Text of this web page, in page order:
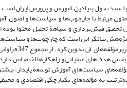
تحول بنیادین آموزش و پرورش ایران
مرتبط با چارچوب‌ها و سیاست‌ها و اصول
استفاده‌شده در این تحقیق فیش‌برداری و سیاهۀ
بیانگر این است که چارچوب‌ها و
و مستندات مرتبط
بنیادین، بیشترین فراوانی با 168 فراوانی (4/48 درصد) به بخش هدف‌های